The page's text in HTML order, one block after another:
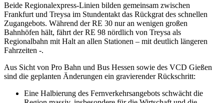
Beide Regionalexpress-Linien bilden gemeinsam zwischen
Frankfurt und Treysa im Stundentakt das Rückgrat des schnellen
Zugangebots. Während der RE 30 nur an wenigen großen
Bahnhöfen hält, fährt der RE 98 nördlich von Treysa als
Regionalbahn mit Halt an allen Stationen – mit deutlich längeren
Fahrzeiten -.
Aus Sicht von Pro Bahn und Bus Hessen sowie des VCD Gießen
sind die geplanten Änderungen ein gravierender Rückschritt:
Eine Halbierung des Fernverkehrsangebots schwächt die